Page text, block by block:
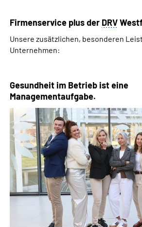
Leichte Sprache
Suche
Mein
Firmenservice plus der DRV
Unsere zusätzlichen, besonderen
Unternehmen:
Gesundheit im Betrieb ist eine
Managementaufgabe.